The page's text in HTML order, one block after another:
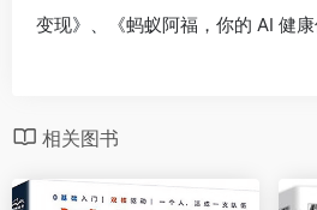
变现》、 《蚂蚁阿福，你的 AI 健康
相关图书